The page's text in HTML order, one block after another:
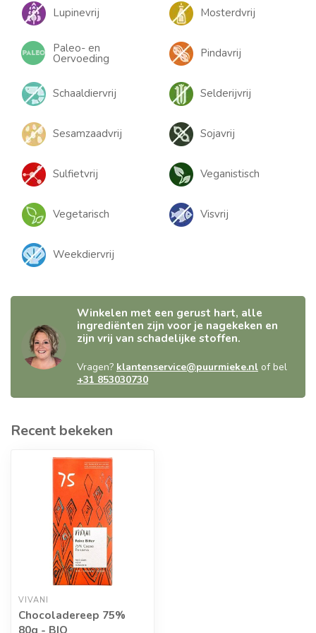
Lupinevrij Mosterdvrij
Paleo- en
Oervoeding Pindavrij
Schaaldiervrij Selderijvrij
Sesamzaadvrij Sojavrij
Sulfietvrij Veganistisch
Vegetarisch Visvrij
Weekdiervrij
Winkelen met een gerust hart, alle
ingrediënten zijn voor je nagekeken en
zijn vrij van schadelijke stoffen.
Vragen? klantenservice@puurmieke.nl of bel
+31 853030730
Recent bekeken
VIVANI
Chocoladereep 75%
80g - BIO